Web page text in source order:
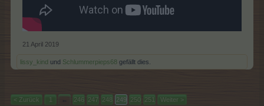
21 April 2019
lissy_kind und Schlummerpieps68 gefällt dies.
< Zurück 1 ← 246 247 248 249 250 251 Weiter >